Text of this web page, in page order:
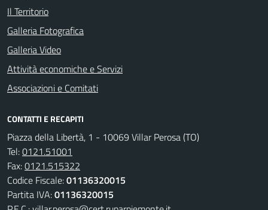
Il Territorio
Galleria Fotografica
Galleria Video
Attività economiche e Servizi
Associazioni e Comitati
CONTATTI E RECAPITI
Piazza della Libertà, 1 - 10069 Villar Perosa (TO)
Tel:0121.51001
Fax:0121.515322
Codice Fiscale:01136320015
Partita IVA:01136320015